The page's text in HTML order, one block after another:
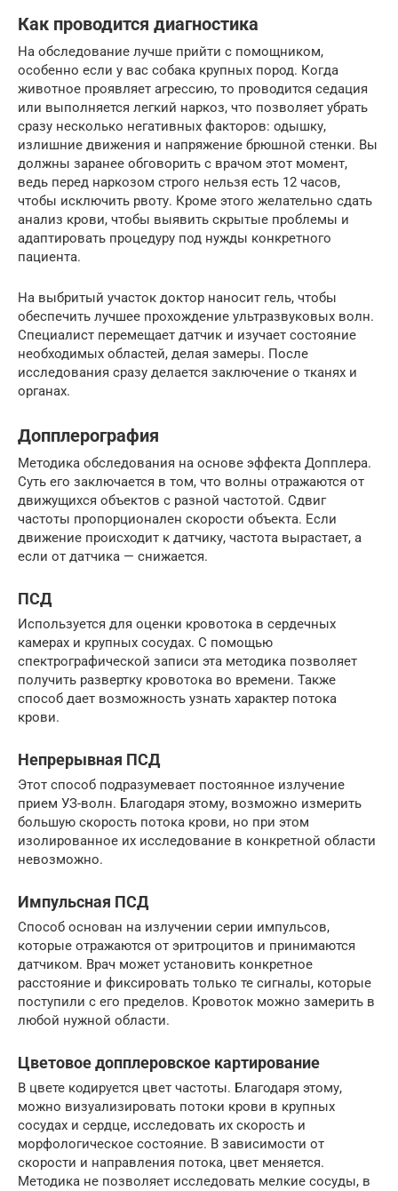
Как проводится диагностика
На обследование лучше прийти с помощником,
особенно если у вас собака крупных пород. Когда
животное проявляет агрессию, то проводится седация
или выполняется легкий наркоз, что позволяет убрать
сразу несколько негативных факторов: одышку,
излишние движения и напряжение брюшной стенки. Вы
должны заранее обговорить с врачом этот момент,
ведь перед наркозом строго нельзя есть 12 часов,
чтобы исключить рвоту. Кроме этого желательно сдать
анализ крови, чтобы выявить скрытые проблемы и
адаптировать процедуру под нужды конкретного
пациента.
На выбритый участок доктор наносит гель, чтобы
обеспечить лучшее прохождение ультразвуковых волн.
Специалист перемещает датчик и изучает состояние
необходимых областей, делая замеры. После
исследования сразу делается заключение о тканях и
органах.
Допплерография
Методика обследования на основе эффекта Допплера.
Суть его заключается в том, что волны отражаются от
движущихся объектов с разной частотой. Сдвиг
частоты пропорционален скорости объекта. Если
движение происходит к датчику, частота вырастает, а
если от датчика — снижается.
ПСД
Используется для оценки кровотока в сердечных
камерах и крупных сосудах. С помощью
спектрографической записи эта методика позволяет
получить развертку кровотока во времени. Также
способ дает возможность узнать характер потока
крови.
Непрерывная ПСД
Этот способ подразумевает постоянное излучение
прием УЗ-волн. Благодаря этому, возможно измерить
большую скорость потока крови, но при этом
изолированное их исследование в конкретной области
невозможно.
Импульсная ПСД
Способ основан на излучении серии импульсов,
которые отражаются от эритроцитов и принимаются
датчиком. Врач может установить конкретное
расстояние и фиксировать только те сигналы, которые
поступили с его пределов. Кровоток можно замерить в
любой нужной области.
Цветовое допплеровское картирование
В цвете кодируется цвет частоты. Благодаря этому,
можно визуализировать потоки крови в крупных
сосудах и сердце, исследовать их скорость и
морфологическое состояние. В зависимости от
скорости и направления потока, цвет меняется.
Методика не позволяет исследовать мелкие сосуды, в